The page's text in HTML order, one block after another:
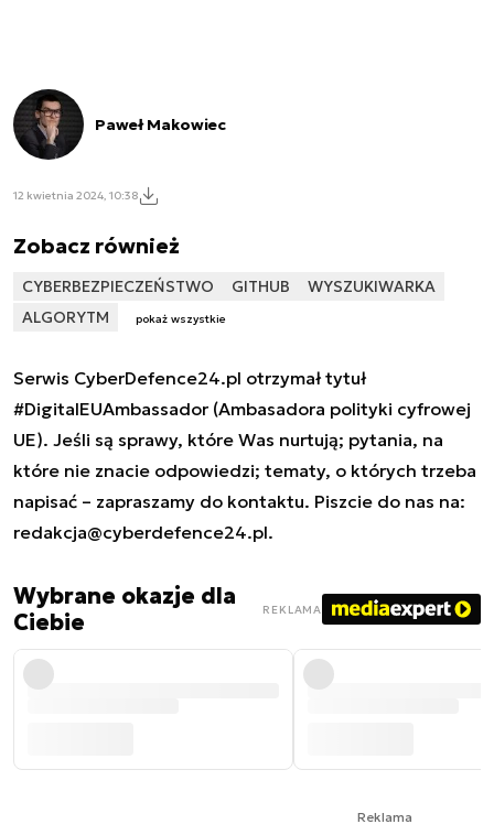
Paweł Makowiec
12 kwietnia 2024, 10:38
Zobacz również
CYBERBEZPIECZEŃSTWO GITHUB
WYSZUKIWARKA
ALGORYTM
pokaż wszystkie
Serwis CyberDefence24.pl otrzymał tytuł
#DigitalEUAmbassador (Ambasadora polityki cyfrowej
UE). Jeśli są sprawy, które Was nurtują; pytania, na
które nie znacie odpowiedzi; tematy, o których trzeba
napisać – zapraszamy do kontaktu. Piszcie do nas na:
redakcja@cyberdefence24.pl.
Wybrane okazje dla
Ciebie
REKLAMA
Reklama